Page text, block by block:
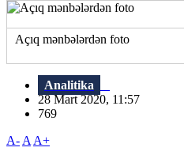
Açıq mənbələrdən foto
Analitika
28 Mart 2020, 11:57
769
A- A A+